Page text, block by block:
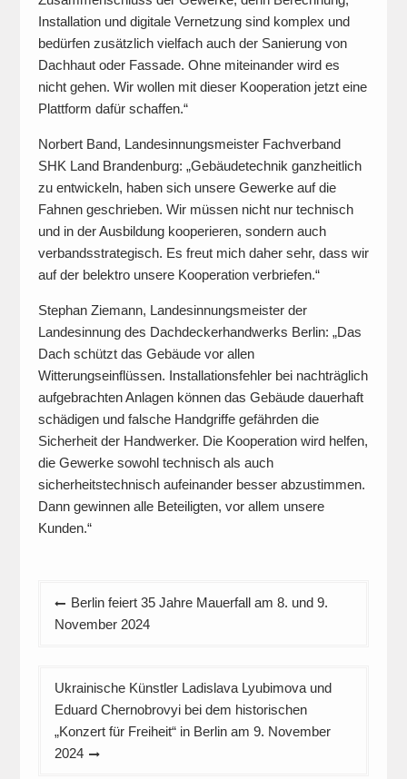
Installation und digitale Vernetzung sind komplex und
bedürfen zusätzlich vielfach auch der Sanierung von
Dachhaut oder Fassade. Ohne miteinander wird es
nicht gehen. Wir wollen mit dieser Kooperation jetzt eine
Plattform dafür schaffen.“
Norbert Band, Landesinnungsmeister Fachverband
SHK Land Brandenburg: „Gebäudetechnik ganzheitlich
zu entwickeln, haben sich unsere Gewerke auf die
Fahnen geschrieben. Wir müssen nicht nur technisch
und in der Ausbildung kooperieren, sondern auch
verbandsstrategisch. Es freut mich daher sehr, dass wir
auf der belektro unsere Kooperation verbriefen.“
Stephan Ziemann, Landesinnungsmeister der
Landesinnung des Dachdeckerhandwerks Berlin: „Das
Dach schützt das Gebäude vor allen
Witterungseinflüssen. Installationsfehler bei nachträglich
aufgebrachten Anlagen können das Gebäude dauerhaft
schädigen und falsche Handgriffe gefährden die
Sicherheit der Handwerker. Die Kooperation wird helfen,
die Gewerke sowohl technisch als auch
sicherheitstechnisch aufeinander besser abzustimmen.
Dann gewinnen alle Beteiligten, vor allem unsere
Kunden.“
Beitragsnavigation
Berlin feiert 35 Jahre Mauerfall am 8. und 9.
November 2024
Ukrainische Künstler Ladislava Lyubimova und
Eduard Chernobrovyi bei dem historischen
„Konzert für Freiheit“ in Berlin am 9. November
2024